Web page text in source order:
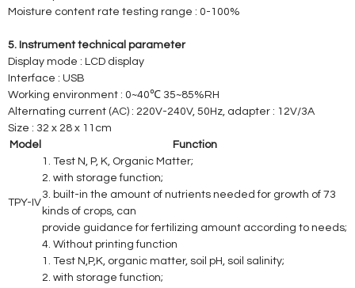
Moisture content rate testing range : 0-100%
5. Instrument technical parameter
Display mode : LCD display
Interface : USB
Working environment : 0~40℃ 35~85%RH
Alternating current (AC) : 220V-240V, 50Hz, adapter : 12V/3A
Size : 32 x 28 x 11cm
Model
Function
TPY-IV
1. Test N, P, K, Organic Matter;
2. with storage function;
3. built-in the amount of nutrients needed for growth of 73
kinds of crops, can
provide guidance for fertilizing amount according to needs;
4. Without printing function
1. Test N,P,K, organic matter, soil pH, soil salinity;
2. with storage function;